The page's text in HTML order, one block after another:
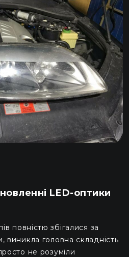
LED-оптики
повністю збігалися за
головна складність
не розуміли